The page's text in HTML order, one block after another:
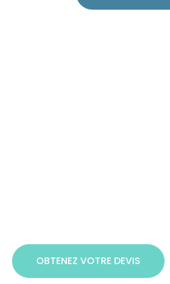
OBTENEZ VOTRE DEVIS